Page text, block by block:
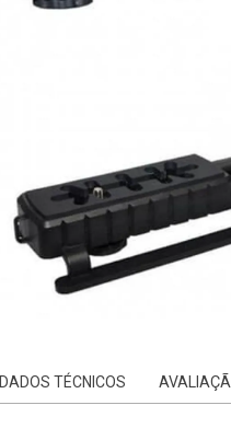
DADOS TÉCNICOS